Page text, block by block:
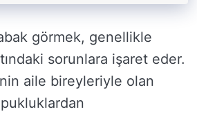
görmek, genellikle
sorunlara işaret eder.
aile bireyleriyle olan